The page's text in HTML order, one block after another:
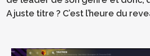
A juste titre ? C’est l’heure du